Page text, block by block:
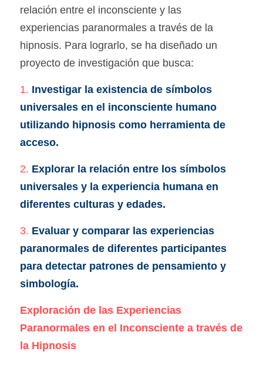
relación entre el inconsciente y las
experiencias paranormales a través de la
hipnosis. Para lograrlo, se ha diseñado un
proyecto de investigación que busca:
1. Investigar la existencia de símbolos
universales en el inconsciente humano
utilizando hipnosis como herramienta de
acceso.
2. Explorar la relación entre los símbolos
universales y la experiencia humana en
diferentes culturas y edades.
3. Evaluar y comparar las experiencias
paranormales de diferentes participantes
para detectar patrones de pensamiento y
simbología.
Exploración de las Experiencias
Paranormales en el Inconsciente a través de
la Hipnosis